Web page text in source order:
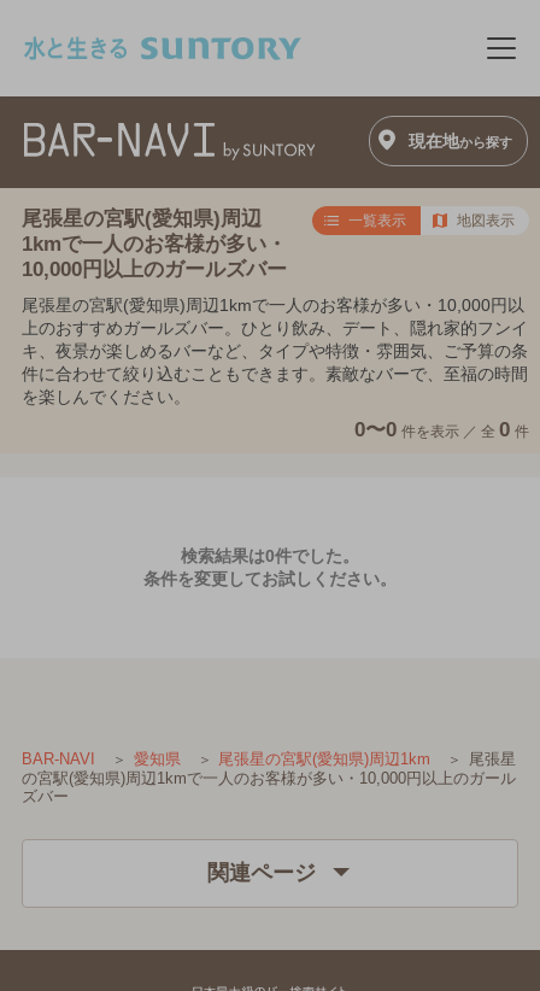
メ
現在地から探す
尾張星の宮駅(愛知県)周辺
1kmで一人のお客様が多い・
10,000円以上のガールズバー
一覧表示 地図表示
尾張星の宮駅(愛知県)周辺1kmで一人のお客様が多い・10,000円以
上のおすすめガールズバー。ひとり飲み、デート、隠れ家的フンイ
キ、夜景が楽しめるバーなど、タイプや特徴・雰囲気、ご予算の条
件に合わせて絞り込むこともできます。素敵なバーで、至福の時間
を楽しんでください。
0〜0 件を表示 ／ 全 0 件
検索結果は0件でした。
条件を変更してお試しください。
BAR-NAVI 愛知県 尾張星の宮駅(愛知県)周辺1km
尾張星
の宮駅(愛知県)周辺1kmで一人のお客様が多い・10,000円以上のガール
ズバー
関連ページ